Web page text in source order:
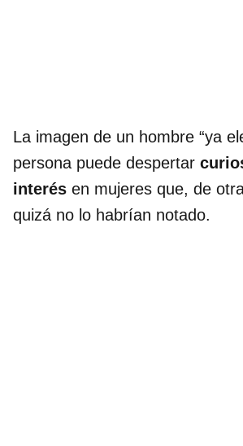
La imagen de un hombre “ya
persona puede despertar
interés en mujeres que, de
quizá no lo habrían notado.